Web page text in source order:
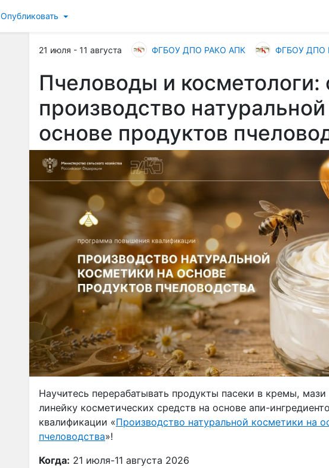
Опубликовать
21 июля - 11 августа ФГБОУ ДПО РАКО АПК ФГБОУ ДПО
Пчеловоды и косметологи:
производство
основе продуктов
Научитесь перерабатывать продукты пасеки в кремы,
линейку косметических средств на основе апи-
квалификации «Производство натуральной косметики на
пчеловодства»!
Когда: 21 июля-11 августа 2026